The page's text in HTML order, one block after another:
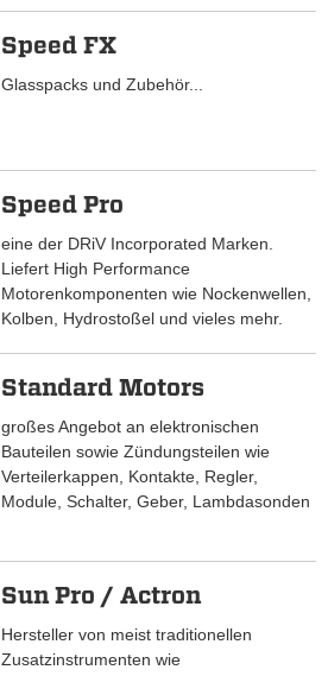
Speed FX
Glasspacks und Zubehör...
Speed Pro
eine der DRiV Incorporated Marken.
Liefert High Performance
Motorenkomponenten wie Nockenwellen,
Kolben, Hydrostoßel und vieles mehr.
Standard Motors
großes Angebot an elektronischen
Bauteilen sowie Zündungsteilen wie
Verteilerkappen, Kontakte, Regler,
Module, Schalter, Geber, Lambdasonden
Sun Pro / Actron
Hersteller von meist traditionellen
Zusatzinstrumenten wie